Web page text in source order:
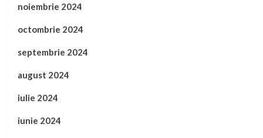
noiembrie 2024
octombrie 2024
septembrie 2024
august 2024
iulie 2024
iunie 2024